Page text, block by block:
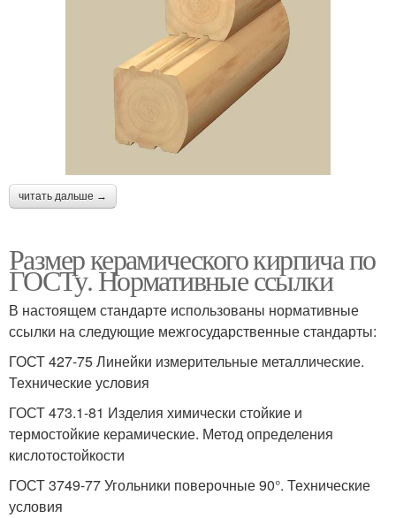
читать дальше →
Размер керамического кирпича по
ГОСТу. Нормативные ссылки
В настоящем стандарте использованы нормативные
ссылки на следующие межгосударственные стандарты:
ГОСТ 427-75 Линейки измерительные металлические.
Технические условия
ГОСТ 473.1-81 Изделия химически стойкие и
термостойкие керамические. Метод определения
кислотостойкости
ГОСТ 3749-77 Угольники поверочные 90°. Технические
условия